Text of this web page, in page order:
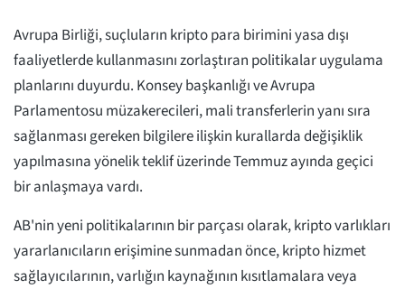
Avrupa Birliği, suçluların kripto para birimini yasa dışı
faaliyetlerde kullanmasını zorlaştıran politikalar uygulama
planlarını duyurdu. Konsey başkanlığı ve Avrupa
Parlamentosu müzakerecileri, mali transferlerin yanı sıra
sağlanması gereken bilgilere ilişkin kurallarda değişiklik
yapılmasına yönelik teklif üzerinde Temmuz ayında geçici
bir anlaşmaya vardı.
AB'nin yeni politikalarının bir parçası olarak, kripto varlıkları
yararlanıcıların erişimine sunmadan önce, kripto hizmet
sağlayıcılarının, varlığın kaynağının kısıtlamalara veya